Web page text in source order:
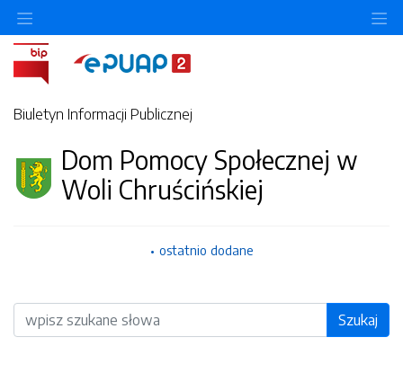
Biuletyn Informacji Publicznej
Dom Pomocy Społecznej w
Woli Chruścińskiej
ostatnio dodane
Wyszukiwarka Szukaj